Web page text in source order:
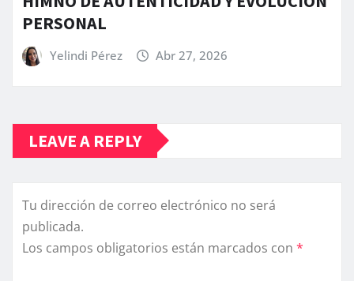
PERSONAL
Yelindi Pérez Abr 27, 2026
LEAVE A REPLY
Tu dirección de correo electrónico no será
publicada.
Los campos obligatorios están marcados con *